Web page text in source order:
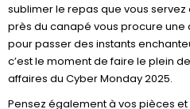
sublimer le repas que vous
près du canapé vous procure
pour passer des instants
c’est le moment de faire le plein
affaires du Cyber Monday 2025.
Pensez également à vos pièces